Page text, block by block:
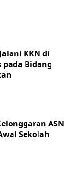
KKN di
pada Bidang
ASN
Sekolah